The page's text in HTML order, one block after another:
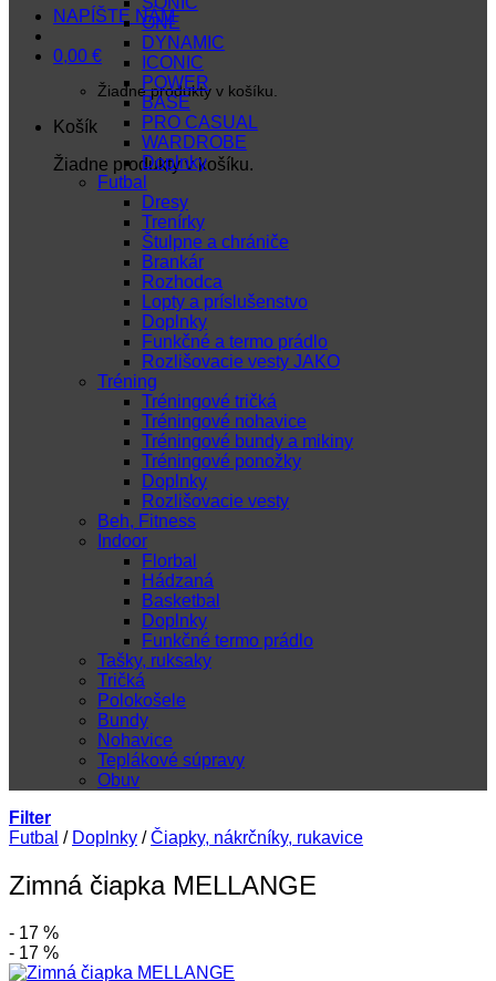
NAPÍŠTE NÁM
0,00 €
Žiadne produkty v košíku.
Košík
Žiadne produkty v košíku.
ONE
DYNAMIC
ICONIC
POWER
BASE
PRO CASUAL
WARDROBE
Doplnky
Futbal
Dresy
Trenírky
Štulpne a chrániče
Brankár
Rozhodca
Lopty a príslušenstvo
Doplnky
Funkčné a termo prádlo
Rozlišovacie vesty JAKO
Tréning
Tréningové tričká
Tréningové nohavice
Tréningové bundy a mikiny
Tréningové ponožky
Doplnky
Rozlišovacie vesty
Beh, Fitness
Indoor
Florbal
Hádzaná
Basketbal
Doplnky
Funkčné termo prádlo
Tašky, ruksaky
Tričká
Polokošele
Bundy
Nohavice
Teplákové súpravy
Obuv
Filter
Futbal / Doplnky / Čiapky, nákrčníky, rukavice
Zimná čiapka MELLANGE
- 17 %
- 17 %